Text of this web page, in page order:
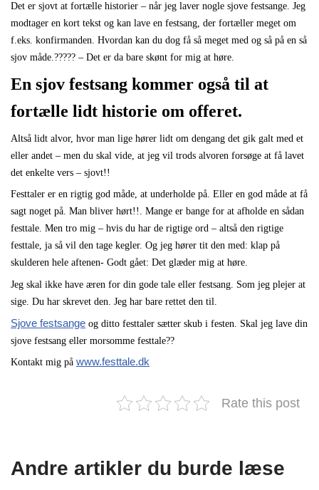
Det er sjovt at fortælle historier – når jeg laver nogle sjove festsange. Jeg
modtager en kort tekst og kan lave en festsang, der fortæller meget om
f.eks. konfirmanden. Hvordan kan du dog få så meget med og så på en så
sjov måde.????? – Det er da bare skønt for mig at høre.
En sjov festsang kommer også til at
fortælle lidt historie om offeret.
Altså lidt alvor, hvor man lige hører lidt om dengang det gik galt med et
eller andet – men du skal vide, at jeg vil trods alvoren forsøge at få lavet
det enkelte vers – sjovt!!
Festtaler er en rigtig god måde, at underholde på. Eller en god måde at få
sagt noget på. Man bliver hørt!!. Mange er bange for at afholde en sådan
festtale. Men tro mig – hvis du har de rigtige ord – altså den rigtige
festtale, ja så vil den tage kegler. Og jeg hører tit den med: klap på
skulderen hele aftenen- Godt gået: Det glæder mig at høre.
Jeg skal ikke have æren for din gode tale eller festsang. Som jeg plejer at
sige. Du har skrevet den. Jeg har bare rettet den til.
Sjove festsange og ditto festtaler sætter skub i festen. Skal jeg lave din
sjove festsang eller morsomme festtale??
Kontakt mig på www.festtale.dk
Rate this post
Andre artikler du burde læse